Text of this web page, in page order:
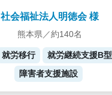
社会福祉法人明徳会 様
熊本県／約140名
就労移行 就労継続支援B型
障害者支援施設